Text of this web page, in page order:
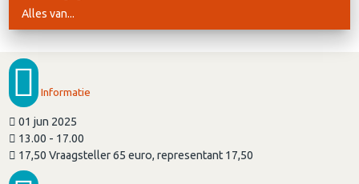
Alles van...
Informatie
01 jun 2025
13.00 - 17.00
17,50 Vraagsteller 65 euro, representant 17,50